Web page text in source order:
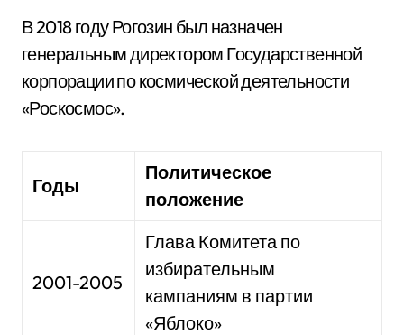
В 2018 году Рогозин был назначен
генеральным директором Государственной
корпорации по космической деятельности
«Роскосмос».
Годы
Политическое
положение
2001-2005
Глава Комитета по
избирательным
кампаниям в партии
«Яблоко»